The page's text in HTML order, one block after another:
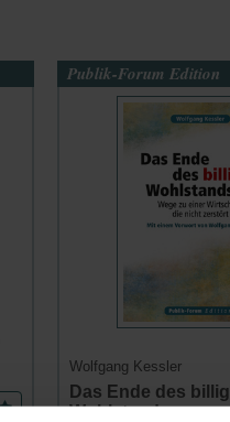
Publik-Forum Edition
Wolfgang Kessler
Das Ende des
Wohlstands